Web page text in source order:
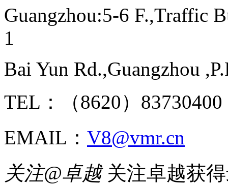
Guangzhou:5-6 F.,Traffic
1
Bai Yun Rd.,Guangzhou
TEL：（8620）
EMAIL： V8@vmr.cn
关注@卓越 关注卓越获